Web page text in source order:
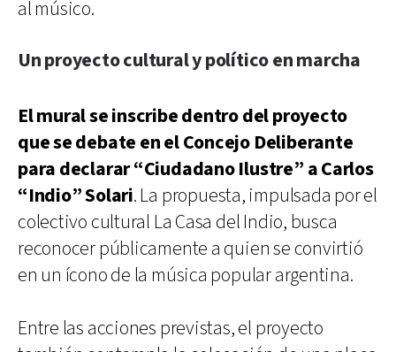
al músico.
Un proyecto cultural y político en marcha
El mural se inscribe dentro del proyecto
que se debate en el Concejo Deliberante
para declarar “Ciudadano Ilustre” a Carlos
“Indio” Solari. La propuesta, impulsada por el
colectivo cultural La Casa del Indio, busca
reconocer públicamente a quien se convirtió
en un ícono de la música popular argentina.
Entre las acciones previstas, el proyecto